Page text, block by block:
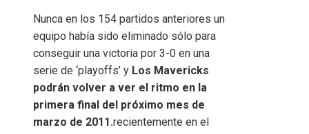
Nunca en los 154 partidos anteriores un
equipo había sido eliminado sólo para
conseguir una victoria por 3-0 en una
serie de ‘playoffs’ y Los Mavericks
podrán volver a ver el ritmo en la
primera final del próximo mes de
marzo de 2011.recientemente en el